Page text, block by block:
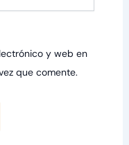
y web en
que comente.